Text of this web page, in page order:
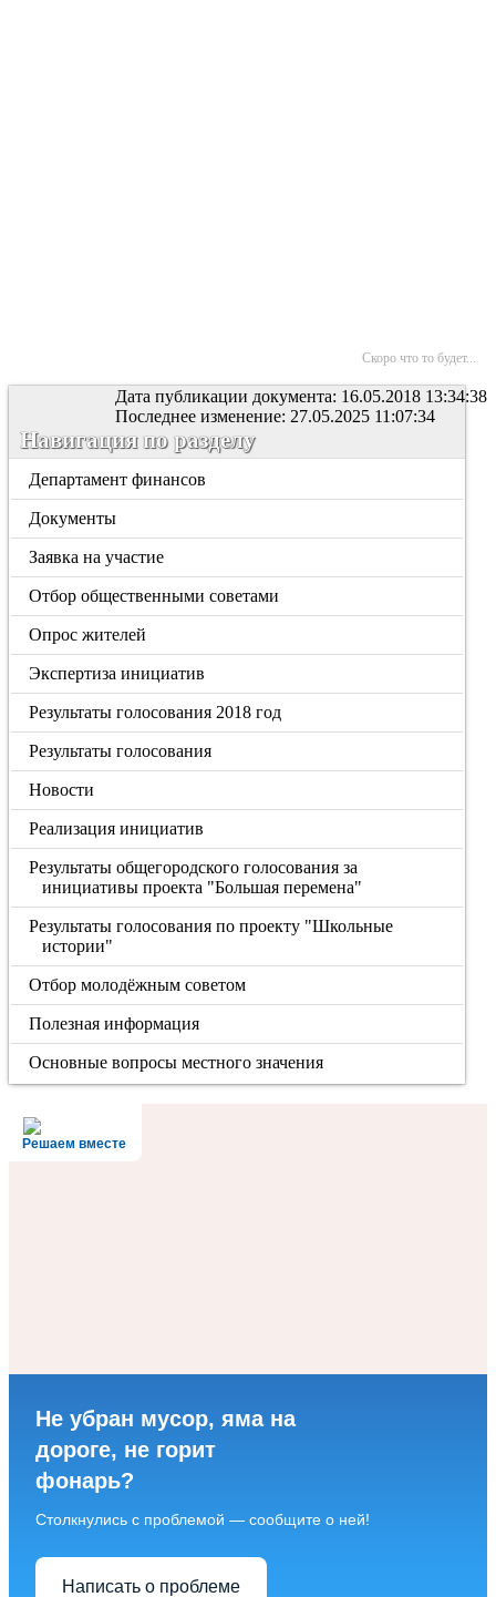
Скоро что то будет...
Дата публикации документа: 16.05.2018 13:34:38
Последнее изменение: 27.05.2025 11:07:34
Навигация по разделу
Департамент финансов
Документы
Заявка на участие
Отбор общественными советами
Опрос жителей
Экспертиза инициатив
Результаты голосования 2018 год
Результаты голосования
Новости
Реализация инициатив
Результаты общегородского голосования за
инициативы проекта "Большая перемена"
Результаты голосования по проекту "Школьные
истории"
Отбор молодёжным советом
Полезная информация
Основные вопросы местного значения
Решаем вместе
Не убран мусор, яма на
дороге, не горит
фонарь?
Столкнулись с проблемой — сообщите о ней!
Написать о проблеме